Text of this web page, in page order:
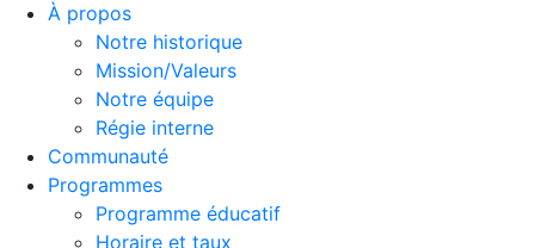
À propos
Notre historique
Mission/Valeurs
Notre équipe
Régie interne
Communauté
Programmes
Programme éducatif
Horaire et taux